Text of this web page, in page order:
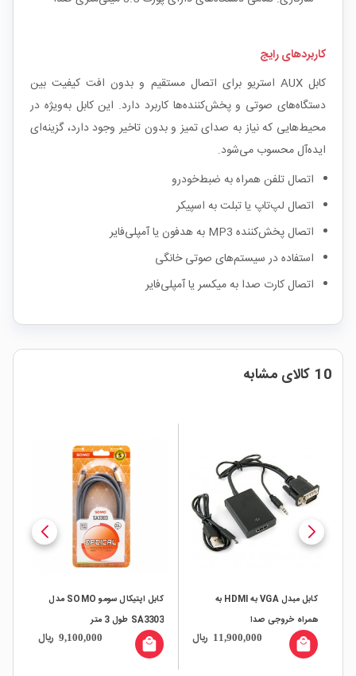
کاربردهای رایج
کابل AUX استریو برای اتصال مستقیم و بدون افت کیفیت بین
دستگاه‌های صوتی و پخش‌کننده‌ها کاربرد دارد. این کابل به‌ویژه در
محیط‌هایی که نیاز به صدای تمیز و بدون تاخیر وجود دارد، گزینه‌ای
ایده‌آل محسوب می‌شود.
اتصال تلفن همراه به ضبط‌خودرو
اتصال لپ‌تاپ یا تبلت به اسپیکر
اتصال پخش‌کننده MP3 به هدفون یا آمپلی‌فایر
استفاده در سیستم‌های صوتی خانگی
اتصال کارت صدا به میکسر یا آمپلی‌فایر
10 کالای مشابه
کابل مبدل VGA به HDMI به
همراه خروجی صدا
11,900,000 ریال local_mall
کابل اپتیکال سومو SOMO مدل
SA3303 طول 3 متر
9,100,000 ریال local_mall